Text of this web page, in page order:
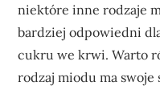
niektóre inne rodzaje
bardziej odpowiedni
cukru we krwi. Warto
rodzaj miodu ma swoje